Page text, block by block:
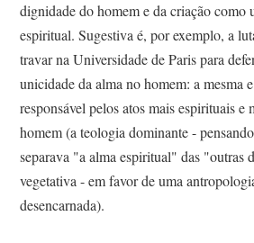
dignidade do homem e da criação como
espiritual. Sugestiva é, por exemplo, a
travar na Universidade de Paris para
unicidade da alma no homem: a mesma
responsável pelos atos mais espirituais e
homem (a teologia dominante -
separava "a alma espiritual" das "outras
vegetativa - em favor de uma
desencarnada).